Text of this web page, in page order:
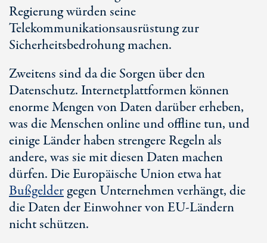
Regierung würden seine
Telekommunikationsausrüstung zur
Sicherheitsbedrohung machen.
Zweitens sind da die Sorgen über den
Datenschutz. Internetplattformen können
enorme Mengen von Daten darüber erheben,
was die Menschen online und offline tun, und
einige Länder haben strengere Regeln als
andere, was sie mit diesen Daten machen
dürfen. Die Europäische Union etwa hat
Bußgeldergegen Unternehmen verhängt, die
die Daten der Einwohner von EU-Ländern
nicht schützen.